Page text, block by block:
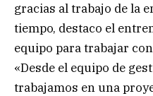
gracias al trabajo de la
tiempo, destaco el
equipo para trabajar
«Desde el equipo de
trabajamos en una